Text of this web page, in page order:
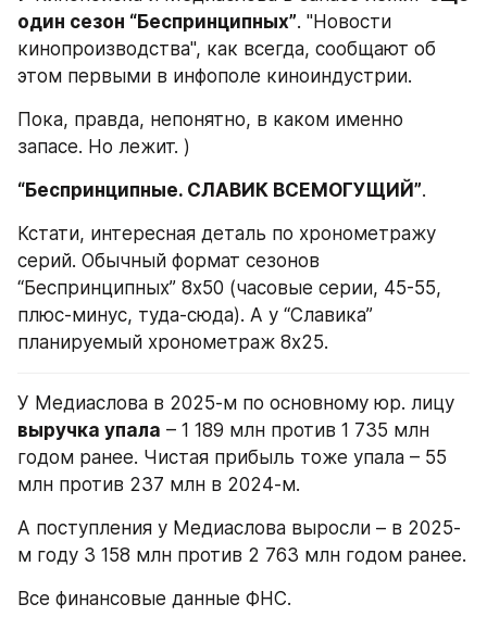
один сезон “Беспринципных”. "Новости
кинопроизводства", как всегда, сообщают об
этом первыми в инфополе киноиндустрии.
Пока, правда, непонятно, в каком именно
запасе. Но лежит. )
“Беспринципные. СЛАВИК ВСЕМОГУЩИЙ”.
Кстати, интересная деталь по хронометражу
серий. Обычный формат сезонов
“Беспринципных” 8х50 (часовые серии, 45-55,
плюс-минус, туда-сюда). А у “Славика”
планируемый хронометраж 8х25.
выручка упала – 1 189 млн против 1 735 млн
годом ранее. Чистая прибыль тоже упала – 55
млн против 237 млн в 2024-м.
А поступления у Медиаслова выросли – в 2025-
м году 3 158 млн против 2 763 млн годом ранее.
Все финансовые данные ФНС.